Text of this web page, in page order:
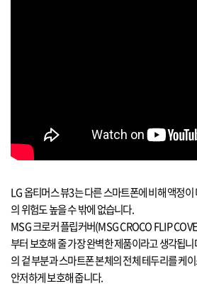
LG옵티머스 뷰3는 다른 스마트폰에 비해 액정
의 위험도 높을 수 밖에 없습니다.
MSG크로커 플립커버(MSG CROCO FLIP
부터 보호해 줄 가장 완벽한 제품이라고 생각됩니
의 겉 부분과 스마트폰 본체의 전체 테두리를 케
안저하게 보호해 줍니다.